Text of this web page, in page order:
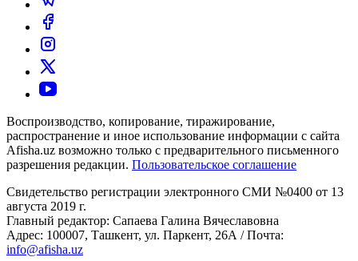
Воспроизводство, копирование, тиражирование,
распространение и иное использование информации с сайта
Afisha.uz возможно только с предварительного письменного
разрешения редакции. Пользовательское соглашение
Свидетельство регистрации электронного СМИ №0400 от 13
августа 2019 г.
Главный редактор: Сапаева Галина Вячеславовна
Адрес: 100007, Ташкент, ул. Паркент, 26А / Почта:
info@afisha.uz